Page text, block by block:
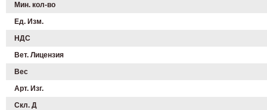
Мин. кол-во
Ед. Изм.
НДС
Вет. Лицензия
Вес
Арт. Изг.
Скл. Д